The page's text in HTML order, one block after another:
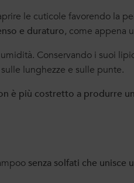
le cuticole favorendo la
e duraturo, come appena
Conservando i suoi
lunghezze e sulle punte.
è più costretto a produrre
senza solfati che unisce